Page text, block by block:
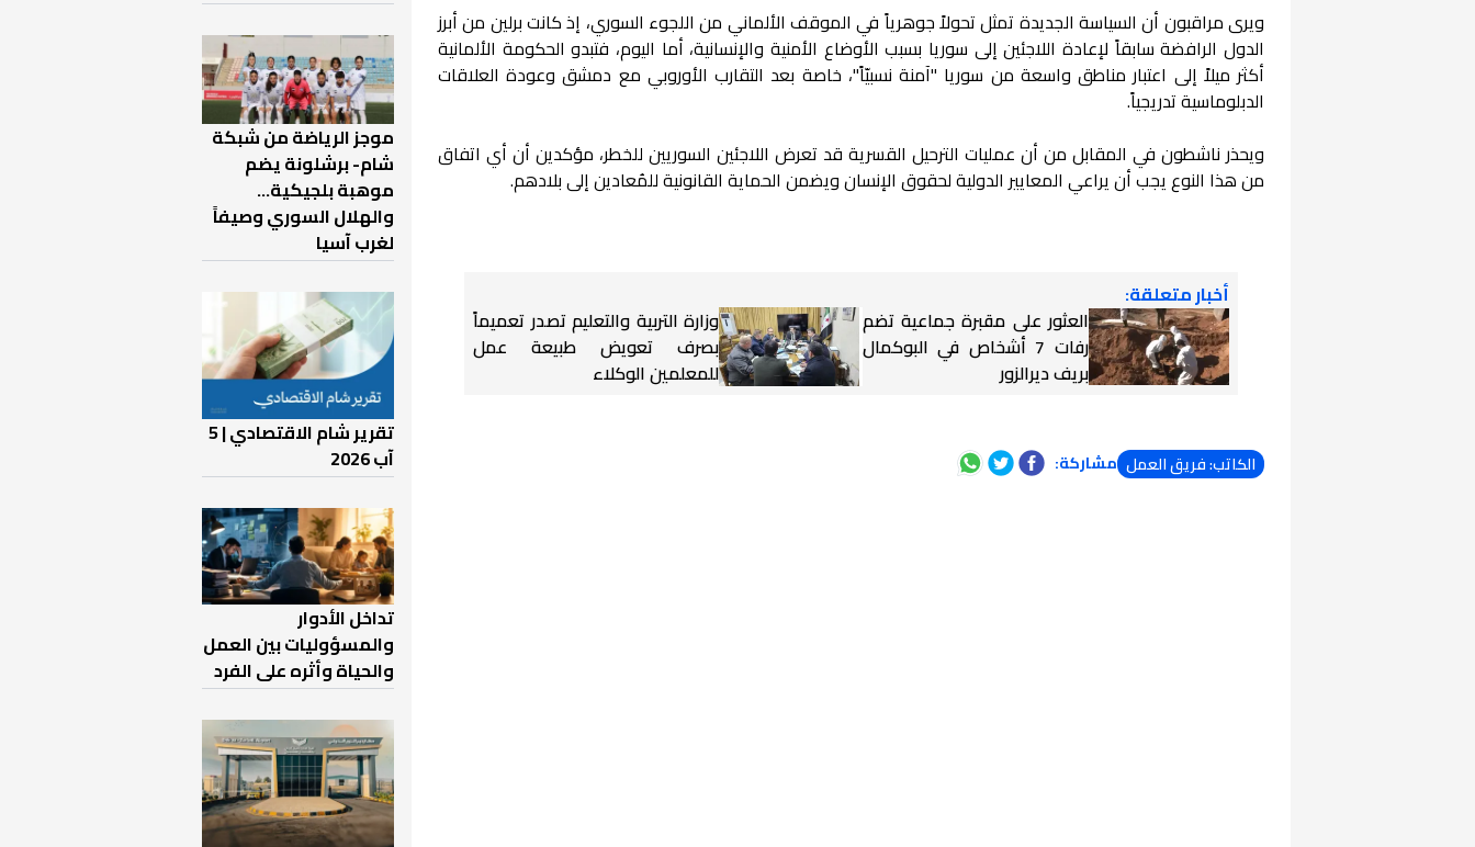
ويرى مراقبون أن السياسة الجديدة تمثل تحولاً جوهرياً في الموقف الألماني من اللجوء السوري، إذ كانت برلين من أبرز
الدول الرافضة سابقاً لإعادة اللاجئين إلى سوريا بسبب الأوضاع الأمنية والإنسانية، أما اليوم، فتبدو الحكومة الألمانية
أكثر ميلاً إلى اعتبار مناطق واسعة من سوريا "آمنة نسبيّاً"، خاصة بعد التقارب الأوروبي مع دمشق وعودة العلاقات
الدبلوماسية تدريجياً.
ويحذر ناشطون في المقابل من أن عمليات الترحيل القسرية قد تعرض اللاجئين السوريين للخطر، مؤكدين أن أي اتفاق
من هذا النوع يجب أن يراعي المعايير الدولية لحقوق الإنسان ويضمن الحماية القانونية للمُعادين إلى بلادهم.
أخبار متعلقة:
العثور على مقبرة جماعية تضم
رفات 7 أشخاص في البوكمال
بريف ديرالزور
وزارة التربية والتعليم تصدر تعميماً
بصرف تعويض طبيعة عمل
للمعلمين الوكلاء
الكاتب: فريق العمل مشاركة:
موجز الرياضة من شبكة
شام- برشلونة يضم
موهبة بلجيكية...
والهلال السوري وصيفاً
لغرب آسيا
تقرير شام الاقتصادي | 5
آب 2026
تداخل الأدوار
والمسؤوليات بين العمل
والحياة وأثره على الفرد